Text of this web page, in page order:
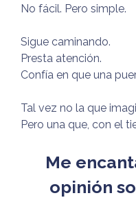
No fácil. Pero simple.
Sigue caminando.
Presta atención.
Confía en que una
Tal vez no la que
Pero una que, con el
Me
opinión